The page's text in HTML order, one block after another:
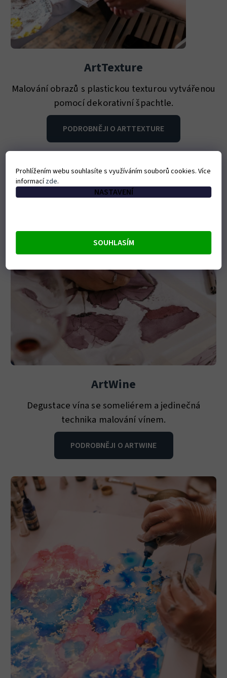
ArtTexture
Malování obrazů s plastickou texturou vytvářenou
pomocí dekorativní špachtle.
PODROBNĚJI O ARTTEXTURE
ArtWine
Degustace vína se someliérem a jedinečná
technika malování vínem.
PODROBNĚJI O ARTWINE
Prohlížením webu souhlasíte s využíváním souborů cookies. Více
informacízde.
NASTAVENÍ
SOUHLASÍM